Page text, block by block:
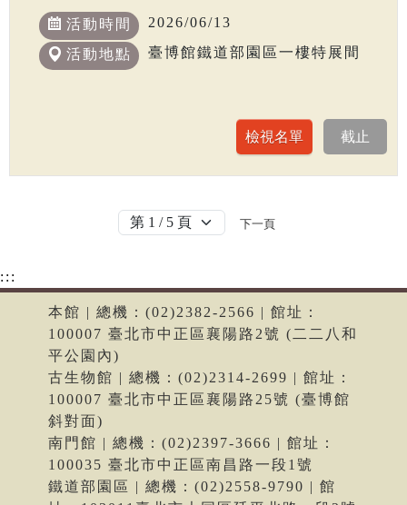
活動時間 2026/06/13
活動地點 臺博館鐵道部園區一樓特展間
下一頁
:::
本館 | 總機：(02)2382-2566 | 館址：
100007 臺北市中正區襄陽路2號 (二二八和
平公園內)
古生物館 | 總機：(02)2314-2699 | 館址：
100007 臺北市中正區襄陽路25號 (臺博館
斜對面)
南門館 | 總機：(02)2397-3666 | 館址：
100035 臺北市中正區南昌路一段1號
鐵道部園區 | 總機：(02)2558-9790 | 館